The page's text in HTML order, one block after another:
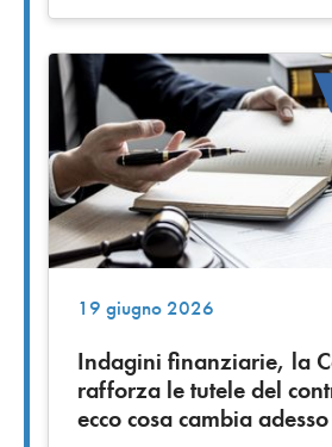
19 giugno 2026
Indagini finanziarie, la
rafforza le tutele del
ecco cosa cambia adesso